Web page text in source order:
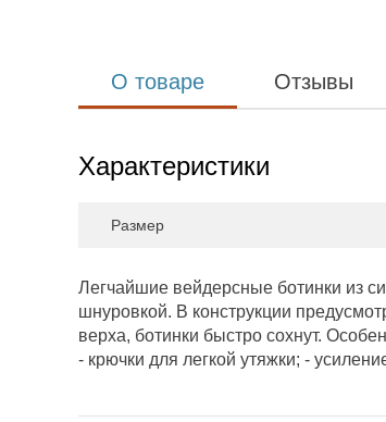
О товаре Отзывы
Характеристики
Размер
Легчайшие вейдерсные ботинки из
шнуровкой. В конструкции
верха, ботинки быстро сохнут.
- крючки для легкой утяжки; -